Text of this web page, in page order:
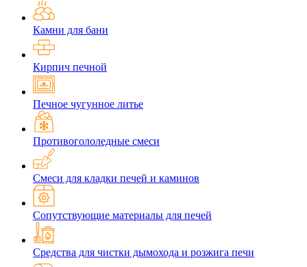
Камни для бани
Кирпич печной
Печное чугунное литье
Противогололедные смеси
Смеси для кладки печей и каминов
Сопутствующие материалы для печей
Средства для чистки дымохода и розжига печи